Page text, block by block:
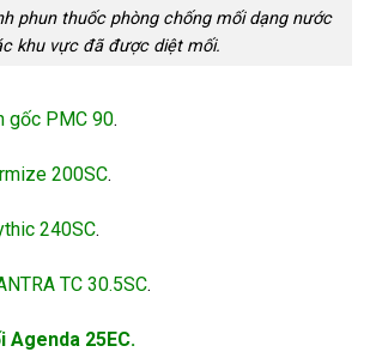
phun thuốc phòng chống mối dạng nước
khu vực đã được diệt mối.
gốc PMC 90.
200SC.
240SC.
TC 30.5SC.
Agenda 25EC.